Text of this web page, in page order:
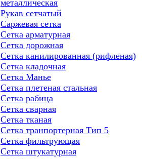
металлическая
Рукав сетчатый
Саржевая сетка
Сетка арматурная
Сетка дорожная
Сетка канилированная (рифленая)
Сетка кладочная
Сетка Манье
Сетка плетеная стальная
Сетка рабица
Сетка сварная
Сетка тканая
Сетка транпортерная Тип 5
Сетка фильтрующая
Сетка штукатурная